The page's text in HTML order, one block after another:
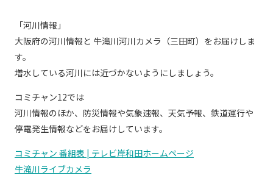
ご加入お申し込み・資
資料請求
「河川情報」
大阪府の河川情報と 牛滝川河川カメラ（三田町）をお届けしま
す。
増水している河川には近づかないようにしましょう。
コミチャン12では
河川情報のほか、防災情報や気象速報、天気予報、鉄道運行や
停電発生情報などをお届けしています。
コミチャン 番組表 | テレビ岸和田ホームページ
牛滝川ライブカメラ